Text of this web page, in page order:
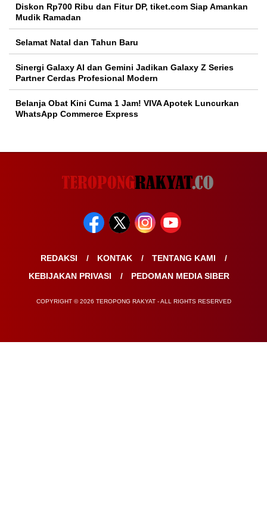
Diskon Rp700 Ribu dan Fitur DP, tiket.com Siap Amankan
Mudik Ramadan
Selamat Natal dan Tahun Baru
Sinergi Galaxy AI dan Gemini Jadikan Galaxy Z Series
Partner Cerdas Profesional Modern
Belanja Obat Kini Cuma 1 Jam! VIVA Apotek Luncurkan
WhatsApp Commerce Express
REDAKSI KONTAK
TENTANG KAMI
KEBIJAKAN PRIVASI
PEDOMAN MEDIA SIBER
COPYRIGHT © 2026 TEROPONG RAKYAT - ALL RIGHTS RESERVED